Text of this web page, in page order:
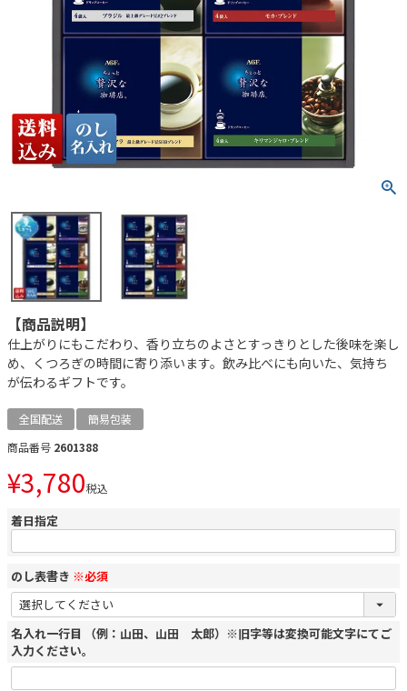
【商品説明】
仕上がりにもこだわり、香り立ちのよさとすっきりとした後味を楽し
め、くつろぎの時間に寄り添います。飲み比べにも向いた、気持ち
が伝わるギフトです。
全国配送
簡易包装
商品番号 2601388
¥3,780税込
着日指定
のし表書き ※必須
名入れ一行目 （例：山田、山田 太郎）※旧字等は変換可能文字にてご
入力ください。